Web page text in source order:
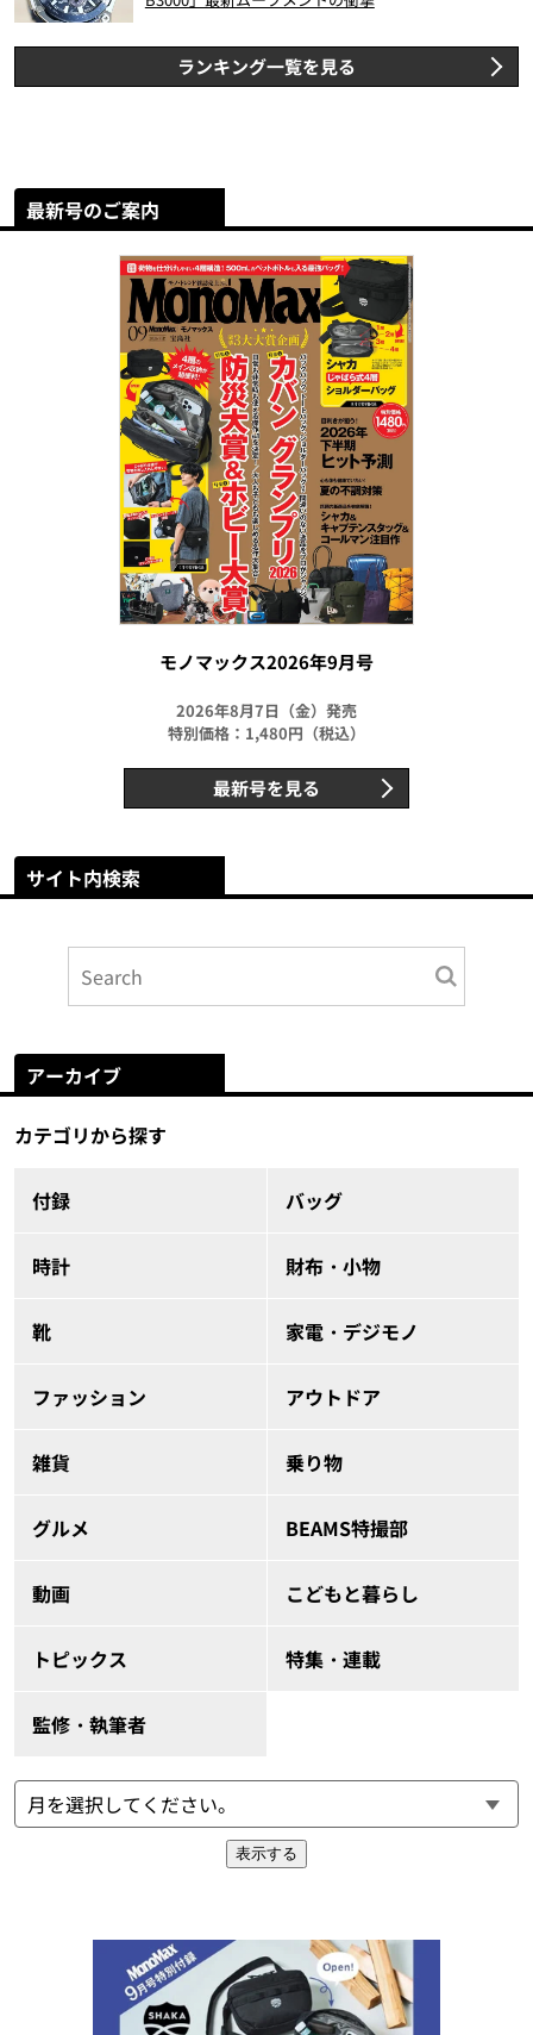
ランキング一覧を見る
最新号のご案内
モノマックス2026年9月号
2026年8月7日（金）発売
特別価格：1,480円（税込）
最新号を見る
サイト内検索
アーカイブ
カテゴリから探す
付録 バッグ
時計 財布・小物
靴 家電・デジモノ
ファッション アウトドア
雑貨 乗り物
グルメ BEAMS特撮部
動画 こどもと暮らし
トピックス 特集・連載
監修・執筆者
表示する